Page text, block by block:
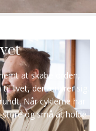
at skabe orden,
livet, der ændrer sig.
Når cyklerne har
og små at holde